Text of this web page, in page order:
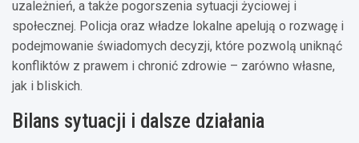
uzależnień, a także pogorszenia sytuacji życiowej i
społecznej. Policja oraz władze lokalne apelują o rozwagę i
podejmowanie świadomych decyzji, które pozwolą uniknąć
konfliktów z prawem i chronić zdrowie – zarówno własne,
jak i bliskich.
Bilans sytuacji i dalsze działania